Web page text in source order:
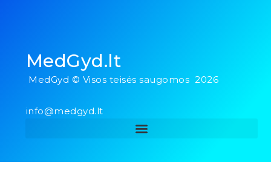
MedGyd.lt
MedGyd © Visos teisės saugomos 2026
info@medgyd.lt